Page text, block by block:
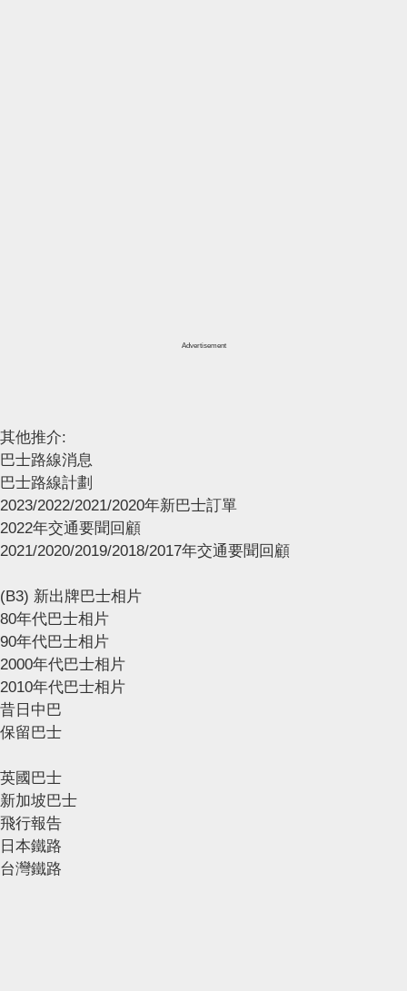
Advertisement
其他推介:
巴士路線消息
巴士路線計劃
2023/2022/2021/2020年新巴士訂單
2022年交通要聞回顧
2021/2020/2019/2018/2017年交通要聞回顧
(B3) 新出牌巴士相片
80年代巴士相片
90年代巴士相片
2000年代巴士相片
2010年代巴士相片
昔日中巴
保留巴士
英國巴士
新加坡巴士
飛行報告
日本鐵路
台灣鐵路